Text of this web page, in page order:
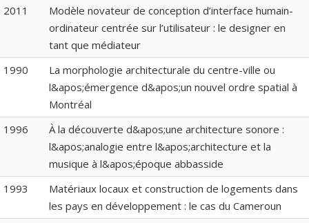
2011
Modèle novateur de conception d’interface humain-
ordinateur centrée sur l’utilisateur : le designer en
tant que médiateur
1990
La morphologie architecturale du centre-ville ou
l&apos;émergence d&apos;un nouvel ordre spatial à
Montréal
1996
À la découverte d&apos;une architecture sonore :
l&apos;analogie entre l&apos;architecture et la
musique à l&apos;époque abbasside
1993
Matériaux locaux et construction de logements dans
les pays en développement : le cas du Cameroun